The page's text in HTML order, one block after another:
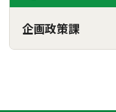
企画政策課